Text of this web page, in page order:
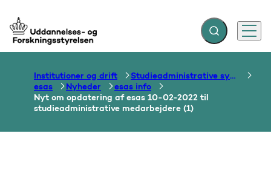
Gå til forsiden Fold søgefelt ud
Menu
Institutioner og drift
Studieadministrative systemer
esas
Nyheder
esas info
Nyt om opdatering af esas 10-02-2022 til
studieadministrative medarbejdere (1)